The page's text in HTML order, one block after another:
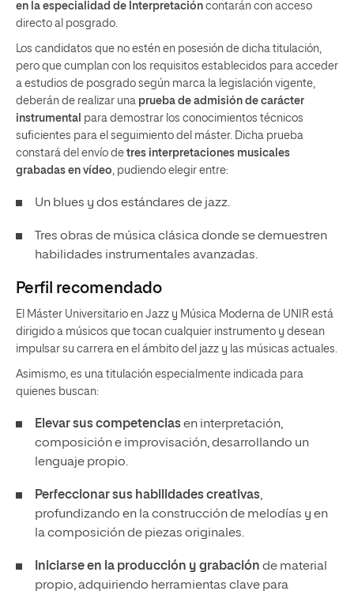
en la especialidad de Interpretación contarán con acceso
directo al posgrado.
Los candidatos que no estén en posesión de dicha titulación,
pero que cumplan con los requisitos establecidos para acceder
a estudios de posgrado según marca la legislación vigente,
deberán de realizar una prueba de admisión de carácter
instrumental para demostrar los conocimientos técnicos
suficientes para el seguimiento del máster. Dicha prueba
constará del envío de tres interpretaciones musicales
grabadas en vídeo, pudiendo elegir entre:
Un blues y dos estándares de jazz.
Tres obras de música clásica donde se demuestren
habilidades instrumentales avanzadas.
Perfil recomendado
El Máster Universitario en Jazz y Música Moderna de UNIR está
dirigido a músicos que tocan cualquier instrumento y desean
impulsar su carrera en el ámbito del jazz y las músicas actuales.
Asimismo, es una titulación especialmente indicada para
quienes buscan:
Elevar sus competenciasen interpretación,
composición e improvisación, desarrollando un
lenguaje propio.
Perfeccionar sus habilidades creativas,
profundizando en la construcción de melodías y en
la composición de piezas originales.
Iniciarse en la producción y grabación de material
propio, adquiriendo herramientas clave para